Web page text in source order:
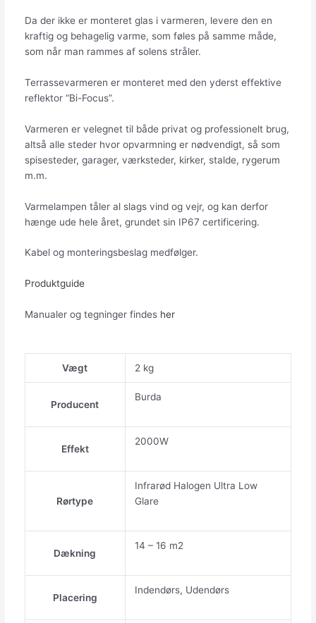
Da der ikke er monteret glas i varmeren, levere den en
kraftig og behagelig varme, som føles på samme måde,
som når man rammes af solens stråler.
Terrassevarmeren er monteret med den yderst effektive
reflektor “Bi-Focus”.
Varmeren er velegnet til både privat og professionelt brug,
altså alle steder hvor opvarmning er nødvendigt, så som
spisesteder, garager, værksteder, kirker, stalde, rygerum
m.m.
Varmelampen tåler al slags vind og vejr, og kan derfor
hænge ude hele året, grundet sin IP67 certificering.
Kabel og monteringsbeslag medfølger.
Produktguide
Manualer og tegninger findes her
Vægt 2 kg
Producent
Burda
Effekt
2000W
Rørtype
Infrarød Halogen Ultra Low
Glare
Dækning
14 – 16 m2
Placering
Indendørs, Udendørs